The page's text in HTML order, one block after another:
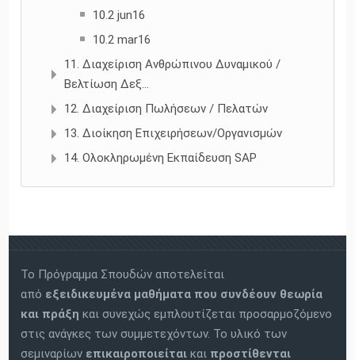
10.2 jun16
10.2 mar16
11. Διαχείριση Ανθρώπινου Δυναμικού /
Βελτίωση Δεξ...
12. Διαχείριση Πωλήσεων / Πελατών
13. Διοίκηση Επιχειρήσεων/Οργανισμών
14. Ολοκληρωμένη Εκπαίδευση SAP
Το Πρόγραμμα Σπουδών αποτελείται
από εξειδικευμένα μαθήματα που συνδέουν θεωρία
και πράξη και συνεχώς εμπλουτίζεται προσαρμοζόμενο
στις ανάγκες των συμμετεχόντων. Το υλικό των
σεμιναρίων επικαιροποιείται και προστίθενται